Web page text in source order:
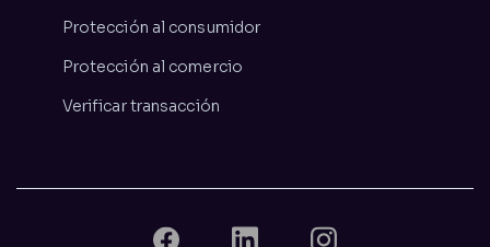
Protección al consumidor
Protección al comercio
Verificar transacción